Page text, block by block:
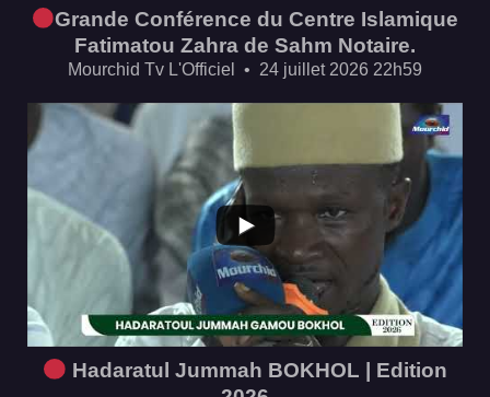
Grande Conférence du Centre Islamique
Fatimatou Zahra de Sahm Notaire.
Mourchid Tv L'Officiel 24 juillet 2026 22h59
Hadaratul Jummah BOKHOL | Edition